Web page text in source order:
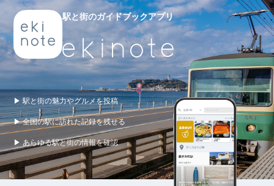
駅と街のガイドブックアプリ
▶ 駅と街の魅力やグルメを投稿
▶ 全国の駅に訪れた記録を残せる
▶ あらゆる駅と街の情報を確認